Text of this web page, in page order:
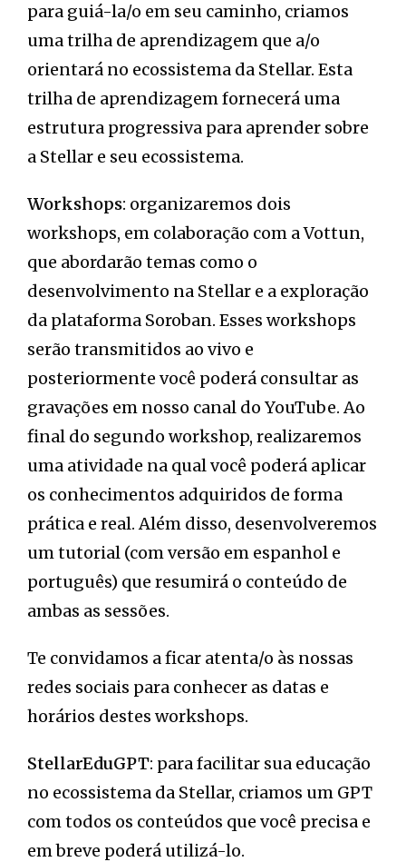
para guiá-la/o em seu caminho, criamos
uma trilha de aprendizagem que a/o
orientará no ecossistema da Stellar. Esta
trilha de aprendizagem fornecerá uma
estrutura progressiva para aprender sobre
a Stellar e seu ecossistema.
Workshops: organizaremos dois
workshops, em colaboração com a Vottun,
que abordarão temas como o
desenvolvimento na Stellar e a exploração
da plataforma Soroban. Esses workshops
serão transmitidos ao vivo e
posteriormente você poderá consultar as
gravações em nosso canal do YouTube. Ao
final do segundo workshop, realizaremos
uma atividade na qual você poderá aplicar
os conhecimentos adquiridos de forma
prática e real. Além disso, desenvolveremos
um tutorial (com versão em espanhol e
português) que resumirá o conteúdo de
ambas as sessões.
Te convidamos a ficar atenta/o às nossas
redes sociais para conhecer as datas e
horários destes workshops.
StellarEduGPT: para facilitar sua educação
no ecossistema da Stellar, criamos um GPT
com todos os conteúdos que você precisa e
em breve poderá utilizá-lo.